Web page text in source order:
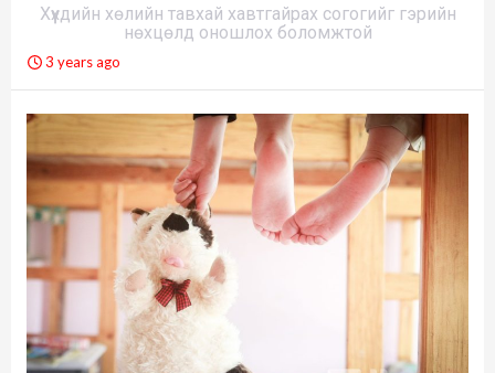
Хүүхдийн хөлийн тавхай хавтгайрах согогийг гэрийн
нөхцөлд оношлох боломжтой
3 years ago